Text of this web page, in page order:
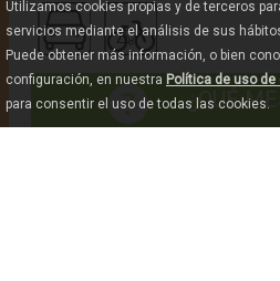
¿QUÉ
Utilizamos cookies propias y de terceros
servicios mediante el análisis de sus
Puede obtener más información, o bien
configuración, en nuestra Política de uso
para consentir el uso de todas las cookies.